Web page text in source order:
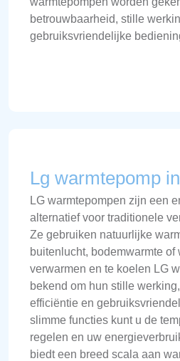
betrouwbaarheid, stille
gebruiksvriendelijke
Lg warmtepomp
LG warmtepompen zijn een
alternatief voor traditionele
Ze gebruiken natuurlijke
buitenlucht, bodemwarmte of
verwarmen en te koelen LG
bekend om hun stille
efficiëntie en
slimme functies kunt u de
regelen en uw
biedt een breed scala aan